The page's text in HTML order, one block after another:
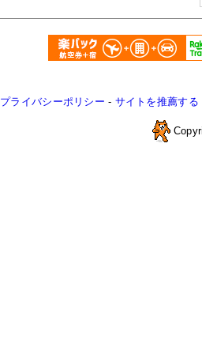
プライバシーポリシー - サイトを推薦する